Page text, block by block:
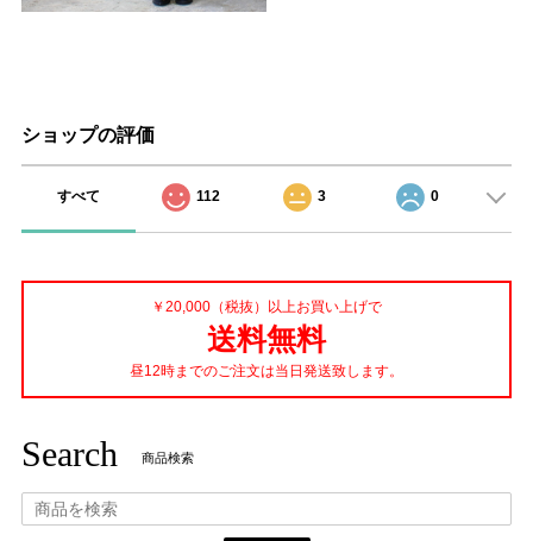
ショップの評価
すべて 112 3 0
￥20,000（税抜）以上お買い上げで
送料無料
昼12時までのご注文は当日発送致します。
Search 商品検索